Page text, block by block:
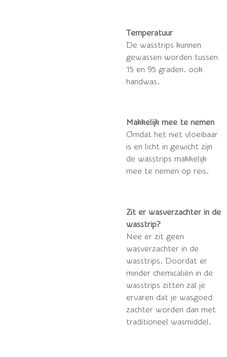
Temperatuur
De wasstrips kunnen
gewassen worden tussen
15 en 95 graden. ook
handwas.
Makkelijk mee te nemen
Omdat het niet vloeibaar
is en licht in gewicht zijn
de wasstrips makkelijk
mee te nemen op reis.
Zit er wasverzachter in de
wasstrip?
Nee er zit geen
wasverzachter in de
wasstrips. Doordat er
minder chemicaliën in de
wasstrips zitten zal je
ervaren dat je wasgoed
zachter worden dan met
traditioneel wasmiddel.